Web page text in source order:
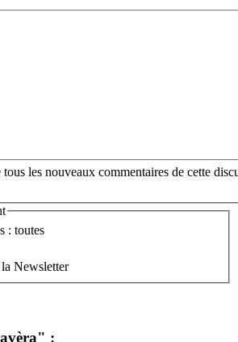
les nouveaux commentaires de cette
: toutes
Newsletter
: